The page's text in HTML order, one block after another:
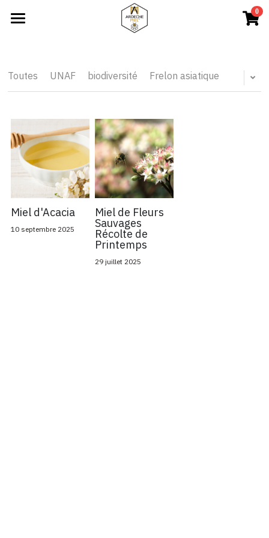
0
Miel d’Ardèche
Miels de Terroir
Miels de Cru
Nos engagements
Toutes UNAF biodiversité Frelon asiatique
Miel d'Acacia
10 septembre 2025
Miel de Fleurs
Sauvages
Récolte de
Printemps
29 juillet 2025
×
LES CATÉGORIES DE LA BOUTIQUE